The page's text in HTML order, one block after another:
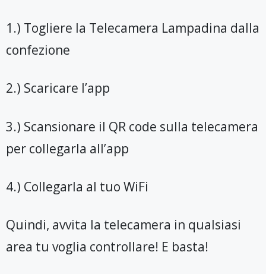
1.) Togliere la Telecamera Lampadina dalla
confezione
2.) Scaricare l’app
3.) Scansionare il QR code sulla telecamera
per collegarla all’app
4.) Collegarla al tuo WiFi
Quindi, avvita la telecamera in qualsiasi
area tu voglia controllare! E basta!